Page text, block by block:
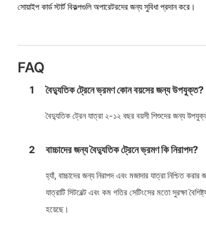
সোয়াইপ কার্ড স্টার্ট বিকল্পগুলি অপারেটরদের জন্য সুবিধা প্রদান করে।
FAQ
1 বৈদ্যুতিক ট্রেনে ভ্রমণ কোন বয়সের জন্য উপযুক্ত?
বৈদ্যুতিক ট্রেন যাত্রা ২-১২ বছর বয়সী শিশুদের জন্য
2 বাচ্চাদের জন্য বৈদ্যুতিক ট্রেনে ভ্রমণ কি নিরাপদ?
হ্যাঁ, বাচ্চাদের জন্য নিরাপদ এবং মজাদার যাত্রা নিশ্চিত
যাত্রাটি সিটবেল্ট এবং কম গতির সেটিংসের মতো সুরক্ষা
হয়েছে।